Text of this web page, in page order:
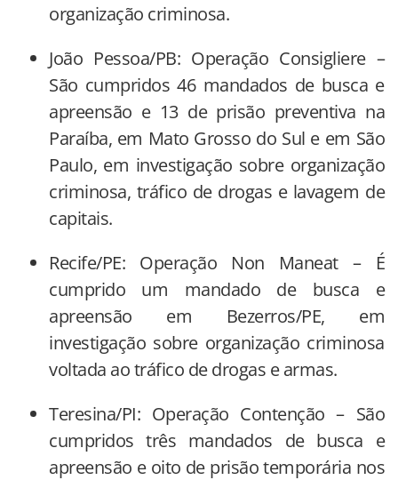
organização criminosa.
João Pessoa/PB: Operação Consigliere –
São cumpridos 46 mandados de busca e
apreensão e 13 de prisão preventiva na
Paraíba, em Mato Grosso do Sul e em São
Paulo, em investigação sobre organização
criminosa, tráfico de drogas e lavagem de
capitais.
Recife/PE: Operação Non Maneat – É
cumprido um mandado de busca e
apreensão em Bezerros/PE, em
investigação sobre organização criminosa
voltada ao tráfico de drogas e armas.
Teresina/PI: Operação Contenção – São
cumpridos três mandados de busca e
apreensão e oito de prisão temporária nos